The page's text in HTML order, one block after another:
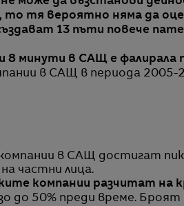
то тя вероятно няма да
13 пъти повече
8 минути в САЩ е фалирала
в САЩ в периода 2005-
в САЩ достигат пик
частни лица.
компании разчитат на
до 50% преди време.